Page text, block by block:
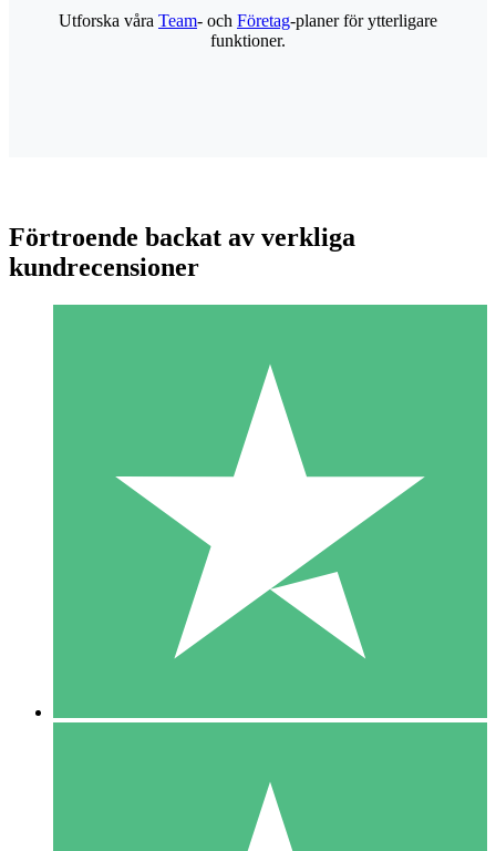
Individuella Kreditpaket
Betala per användning med nedladdningskrediter. Inget
1 Nedladdningar
10 00
10 Nedladdningar
20 00
Utforska våra Team- och Företag-planer för ytterligare
funktioner.
Förtroende backat av verkliga
kundrecensioner